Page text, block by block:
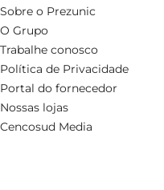
Sobre o Prezunic
O Grupo
Trabalhe conosco
Política de Privacidade
Portal do fornecedor
Nossas lojas
Cencosud Media